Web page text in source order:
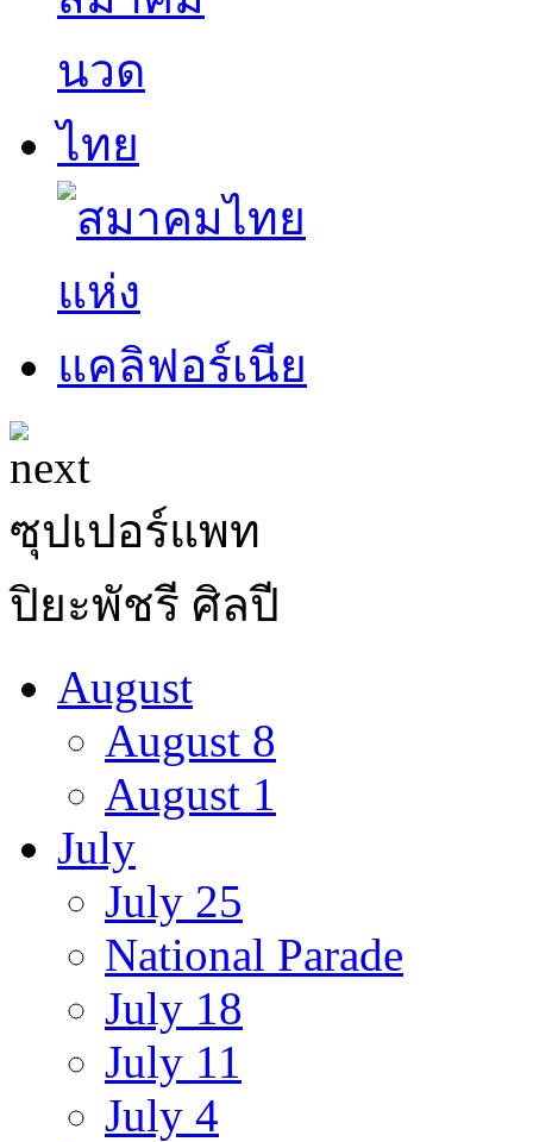
ซุปเปอร์แพท
ปิยะพัชรี ศิลปี
August
August 8
August 1
July
July 25
National Parade
July 18
July 11
July 4